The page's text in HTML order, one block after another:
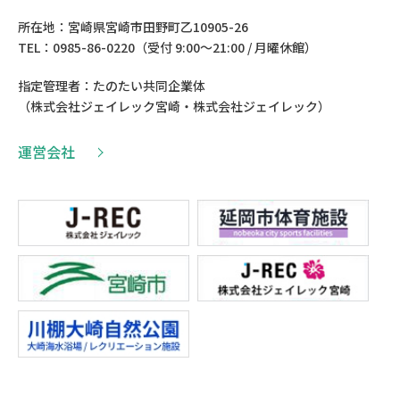
所在地：宮崎県宮崎市田野町乙10905-26
TEL：0985-86-0220（受付 9:00〜21:00 / 月曜休館）
指定管理者：たのたい共同企業体
（株式会社ジェイレック宮崎・株式会社ジェイレック）
運営会社